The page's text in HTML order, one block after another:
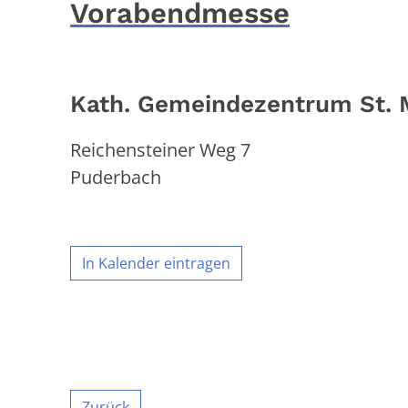
Vorabendmesse
Kath. Gemeindezentrum St.
Reichensteiner Weg 7
Puderbach
In Kalender eintragen